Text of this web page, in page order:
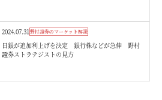
2024.07.31野村證券のマーケット解説
日銀が追加利上げを決定 銀行株などが急伸 野村
證券ストラテジストの見方